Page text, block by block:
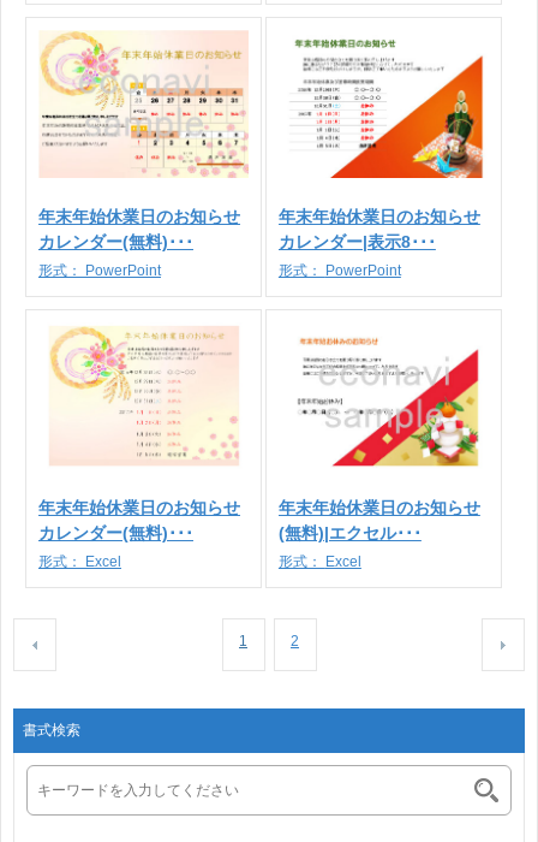
年末年始休業日のお知らせ
カレンダー(無料)･･･
形式： PowerPoint
年末年始休業日のお知らせ
カレンダー|表示8･･･
形式： PowerPoint
年末年始休業日のお知らせ
カレンダー(無料)･･･
形式： Excel
年末年始休業日のお知らせ
(無料)|エクセル･･･
形式： Excel
1 2
書式検索